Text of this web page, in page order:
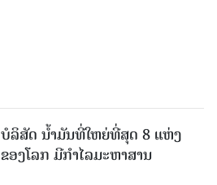
ບໍລິສັດ ນ້ຳມັນທີ່ໃຫຍ່ທີ່ສຸດ 8 ແຫ່ງ
ຂອງໂລກ ມີກຳໄລມະຫາສານ